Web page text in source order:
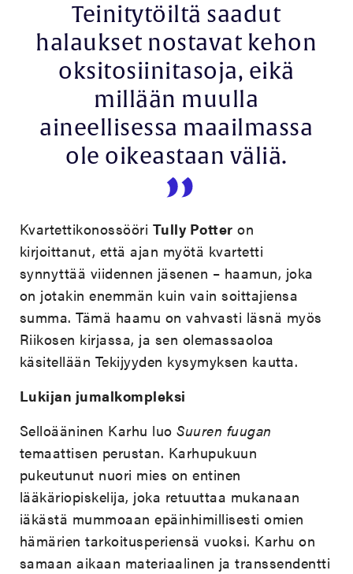
Teinitytöiltä saadut
halaukset nostavat kehon
oksitosiinitasoja, eikä
millään muulla
aineellisessa maailmassa
ole oikeastaan väliä.
Kvartettikonossööri Tully Potter on
kirjoittanut, että ajan myötä kvartetti
synnyttää viidennen jäsenen – haamun, joka
on jotakin enemmän kuin vain soittajiensa
summa. Tämä haamu on vahvasti läsnä myös
Riikosen kirjassa, ja sen olemassaoloa
käsitellään Tekijyyden kysymyksen kautta.
Lukijan jumalkompleksi
Selloääninen Karhu luoSuuren fuugan
temaattisen perustan. Karhupukuun
pukeutunut nuori mies on entinen
lääkäriopiskelija, joka retuuttaa mukanaan
iäkästä mummoaan epäinhimillisesti omien
hämärien tarkoitusperiensä vuoksi. Karhu on
samaan aikaan materiaalinen ja transsendentti